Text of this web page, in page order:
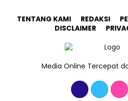
TENTANG KAMI REDAKSI
DISCLAIMER
Media Online Tercepat